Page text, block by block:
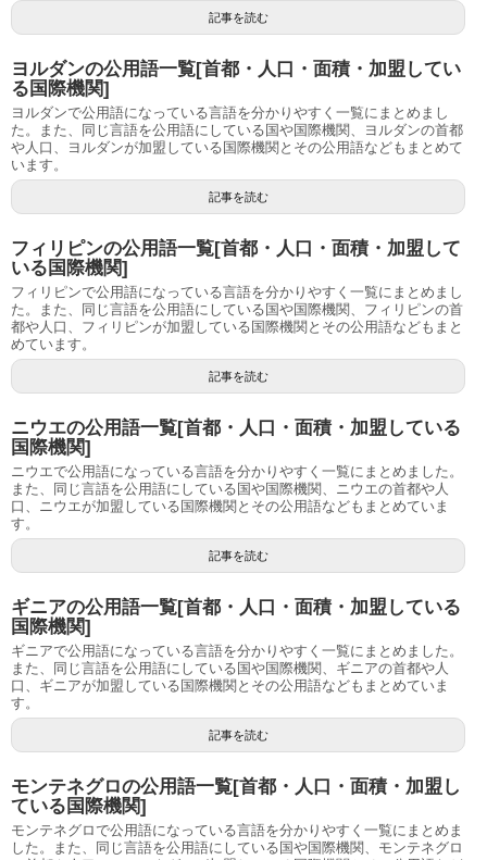
記事を読む
ヨルダンの公用語一覧[首都・人口・面積・加盟してい
る国際機関]
ヨルダンで公用語になっている言語を分かりやすく一覧にまとめまし
た。また、同じ言語を公用語にしている国や国際機関、ヨルダンの首都
や人口、ヨルダンが加盟している国際機関とその公用語などもまとめて
います。
記事を読む
フィリピンの公用語一覧[首都・人口・面積・加盟して
いる国際機関]
フィリピンで公用語になっている言語を分かりやすく一覧にまとめまし
た。また、同じ言語を公用語にしている国や国際機関、フィリピンの首
都や人口、フィリピンが加盟している国際機関とその公用語などもまと
めています。
記事を読む
ニウエの公用語一覧[首都・人口・面積・加盟している
国際機関]
ニウエで公用語になっている言語を分かりやすく一覧にまとめました。
また、同じ言語を公用語にしている国や国際機関、ニウエの首都や人
口、ニウエが加盟している国際機関とその公用語などもまとめていま
す。
記事を読む
ギニアの公用語一覧[首都・人口・面積・加盟している
国際機関]
ギニアで公用語になっている言語を分かりやすく一覧にまとめました。
また、同じ言語を公用語にしている国や国際機関、ギニアの首都や人
口、ギニアが加盟している国際機関とその公用語などもまとめていま
す。
記事を読む
モンテネグロの公用語一覧[首都・人口・面積・加盟し
ている国際機関]
モンテネグロで公用語になっている言語を分かりやすく一覧にまとめま
した。また、同じ言語を公用語にしている国や国際機関、モンテネグロ